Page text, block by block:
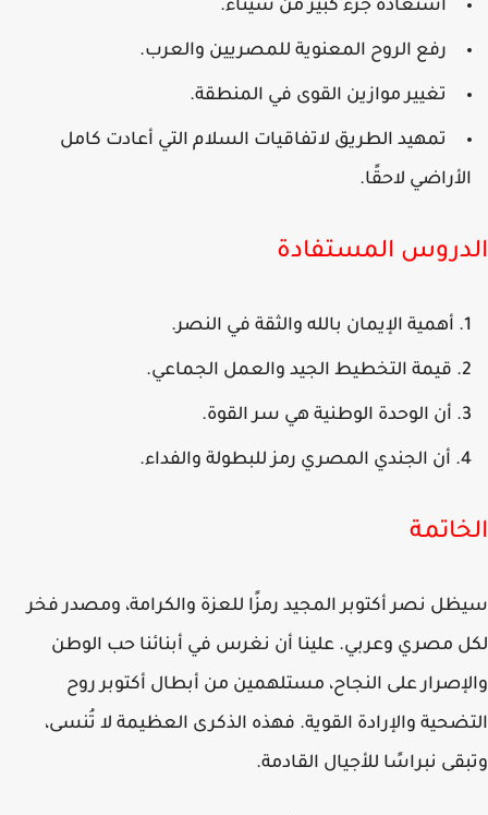
استعادة جزء كبير من سيناء.
رفع الروح المعنوية للمصريين والعرب.
تغيير موازين القوى في المنطقة.
تمهيد الطريق لاتفاقيات السلام التي أعادت كامل
لاحقًا.
المستفادة
أهمية الإيمان بالله والثقة في النصر.
قيمة التخطيط الجيد والعمل الجماعي.
أن الوحدة الوطنية هي سر القوة.
أن الجندي المصري رمز للبطولة والفداء.
نصر أكتوبر المجيد رمزًا للعزة والكرامة، ومصدر فخر
مصري وعربي. علينا أن نغرس في أبنائنا حب الوطن
على النجاح، مستلهمين من أبطال أكتوبر روح
والإرادة القوية. فهذه الذكرى العظيمة لا تُنسى،
نبراسًا للأجيال القادمة.